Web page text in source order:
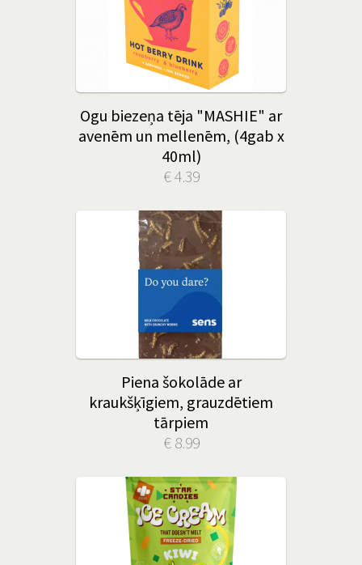
Ogu biezeņa tēja "MASHIE" ar
avenēm un mellenēm, (4gab x
40ml)
€ 4.39
Piena šokolāde ar
kraukšķīgiem, grauzdētiem
tārpiem
€ 8.99